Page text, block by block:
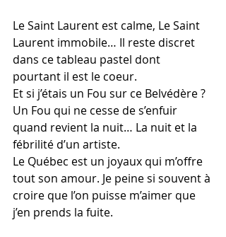
Le Saint Laurent est calme, Le Saint
Laurent immobile… Il reste discret
dans ce tableau pastel dont
pourtant il est le coeur.
Et si j’étais un Fou sur ce Belvédère ?
Un Fou qui ne cesse de s’enfuir
quand revient la nuit… La nuit et la
fébrilité d’un artiste.
Le Québec est un joyaux qui m’offre
tout son amour. Je peine si souvent à
croire que l’on puisse m’aimer que
j’en prends la fuite.